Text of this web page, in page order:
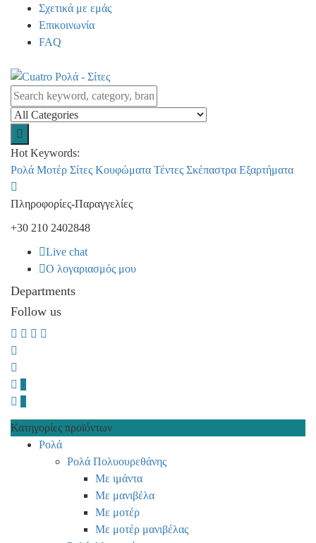
Σχετικά με εμάς
Επικοινωνία
FAQ
Hot Keywords:
Ρολά Μοτέρ Σίτες Κουφώματα Τέντες Σκέπαστρα Εξαρτήματα
Πληροφορίες-Παραγγελίες
+30 210 2402848
Live chat
Ο λογαριασμός μου
Departments
Follow us
0
0
Κατηγορίες προϊόντων
Ρολά
Ρολά Πολυουρεθάνης
Με ιμάντα
Με μανιβέλα
Με μοτέρ
Με μοτέρ μανιβέλας